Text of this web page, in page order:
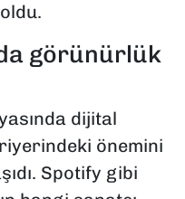
görünürlük
dijital
önemini
Spotify gibi